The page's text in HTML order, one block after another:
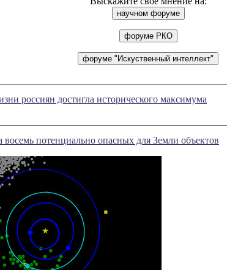
россиян достигла исторического максимума
потенциально опасных для Земли объектов